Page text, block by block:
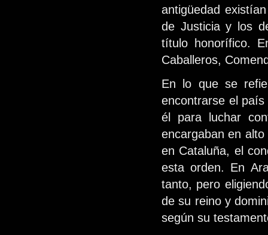
antigüedad
de Justicia y los
título honorífico.
Caballeros,
En lo que se
encontrarse el
él para luchar
encargaban en
en Cataluña, el
esta orden. En
tanto, pero
de su reino y
según su